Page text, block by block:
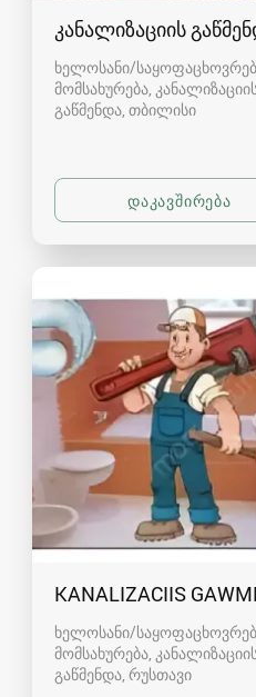
კანალიზაციის
ხელოსანი/
მომსახურება,
გაწმენდა თბილისი
KANALIZACIIS
ხელოსანი/
მომსახურება,
გაწმენდა რუსთავი